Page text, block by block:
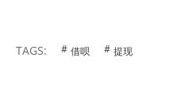
TAGS: 借呗 提现